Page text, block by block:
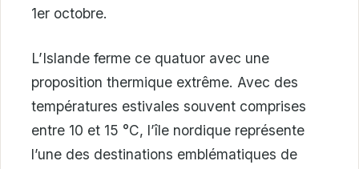
1er octobre.
L’Islande ferme ce quatuor avec une
proposition thermique extrême. Avec des
températures estivales souvent comprises
entre 10 et 15 °C, l’île nordique représente
l’une des destinations emblématiques de